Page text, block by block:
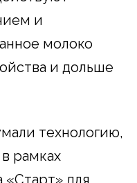
и
молоко
и дольше
технологию,
рамках
«Старт» для